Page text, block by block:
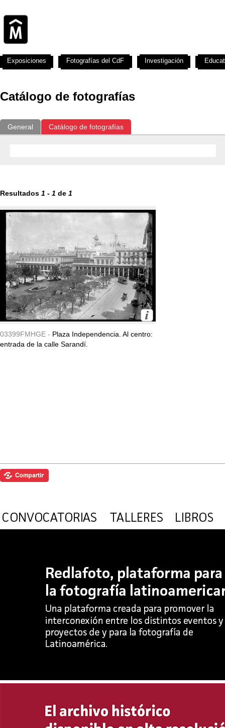
Catálogo de fotografías
General Catálogo de fotografías
Resultados 1 - 1 de 1
03399FMHGE - Plaza Independencia. Al centro:
entrada de la calle Sarandí.
Exposiciones Fotografías del CdF Investigación